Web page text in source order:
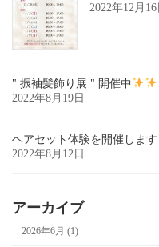
2022年12月16
" 振袖髪飾り展 " 開催中
2022年8月19日
ヘアセット体験を開催します
2022年8月12日
アーカイブ
2026年6月 (1)